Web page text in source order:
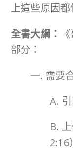
上這些原因都
全書大綱：
部分：
一. 需要
A. 引
B.
2:16）